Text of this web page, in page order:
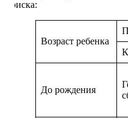
риска:
Возраст ребенка
До рождения